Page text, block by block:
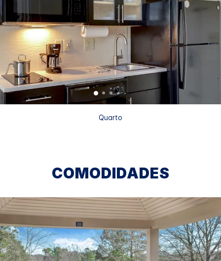
Quarto
COMODIDADES